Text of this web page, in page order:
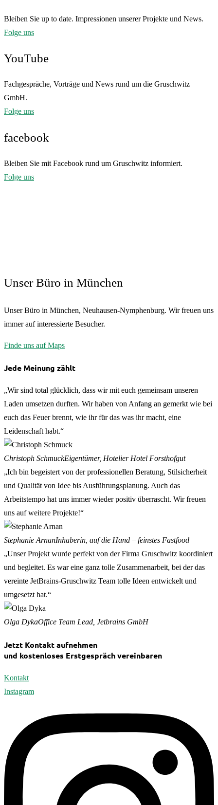
Bleiben Sie up to date. Impressionen unserer Projekte und News.
Folge uns
YouTube
Fachgespräche, Vorträge und News rund um die Gruschwitz
GmbH.
Folge uns
facebook
Bleiben Sie mit Facebook rund um Gruschwitz informiert.
Folge uns
Unser Büro in München
Unser Büro in München, Neuhausen-Nymphenburg. Wir freuen uns
immer auf interessierte Besucher.
Finde uns auf Maps
Jede Meinung zählt
„Wir sind total glücklich, dass wir mit euch gemeinsam unseren
Laden umsetzen durften. Wir haben von Anfang an gemerkt wie bei
euch das Feuer brennt, wie ihr für das was ihr macht, eine
Leidenschaft habt.“
Christoph SchmuckEigentümer, Hotelier Hotel Forsthofgut
„Ich bin begeistert von der professionellen Beratung, Stilsicherheit
und Qualität von Idee bis Ausführungsplanung. Auch das
Arbeitstempo hat uns immer wieder positiv überrascht. Wir freuen
uns auf weitere Projekte!“
Stephanie ArnanInhaberin, auf die Hand – feinstes Fastfood
„Unser Projekt wurde perfekt von der Firma Gruschwitz koordiniert
und begleitet. Es war eine ganz tolle Zusammenarbeit, bei der das
vereinte JetBrains-Gruschwitz Team tolle Ideen entwickelt und
umgesetzt hat.“
Olga DykaOffice Team Lead, Jetbrains GmbH
Jetzt Kontakt aufnehmen
und kostenloses Erstgespräch vereinbaren
Kontakt
Instagram